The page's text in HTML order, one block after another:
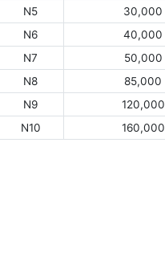
N5
30,000
N6
40,000
N7
50,000
N8
85,000
N9
120,000
N10
160,000